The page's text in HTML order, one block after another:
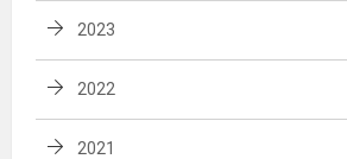
2023
2022
2021